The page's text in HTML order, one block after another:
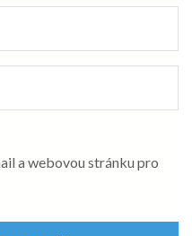
a webovou stránku pro